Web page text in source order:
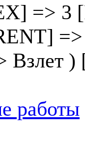
=> 3
Взлет
работы